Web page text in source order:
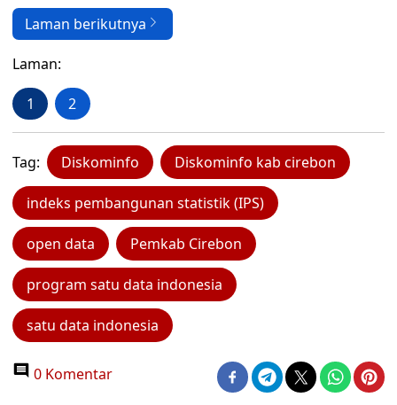
Laman berikutnya
Laman:
1 2
Tag: Diskominfo Diskominfo kab cirebon
indeks pembangunan statistik (IPS)
open data Pemkab Cirebon
program satu data indonesia
satu data indonesia
0 Komentar